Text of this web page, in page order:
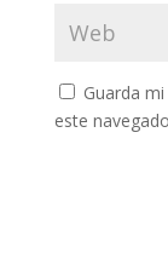
Guarda
este